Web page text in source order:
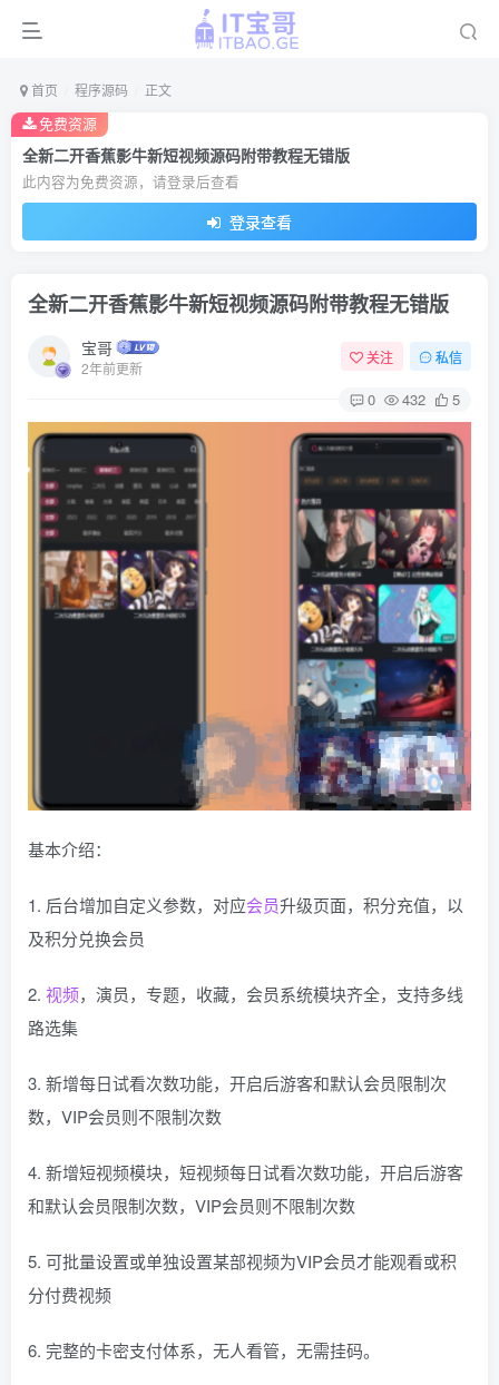
首页 程序源码 正文
全新二开香蕉影牛新短视频源码附带教程无错版
此内容为免费资源，请登录后查看
登录查看
免费资源
全新二开香蕉影牛新短视频源码附带教程无错版
宝哥
2年前更新
关注 私信
0 432 5
基本介绍：
1. 后台增加自定义参数，对应会员升级页面，积分充值，以
及积分兑换会员
2. 视频，演员，专题，收藏，会员系统模块齐全，支持多线
路选集
3. 新增每日试看次数功能，开启后游客和默认会员限制次
数，VIP会员则不限制次数
4. 新增短视频模块，短视频每日试看次数功能，开启后游客
和默认会员限制次数，VIP会员则不限制次数
5. 可批量设置或单独设置某部视频为VIP会员才能观看或积
分付费视频
6. 完整的卡密支付体系，无人看管，无需挂码。